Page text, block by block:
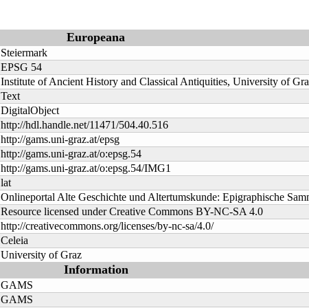
Europeana
Steiermark
EPSG 54
Institute of Ancient History and Classical Antiquities, University of
Text
DigitalObject
http://hdl.handle.net/11471/504.40.516
http://gams.uni-graz.at/epsg
http://gams.uni-graz.at/o:epsg.54
http://gams.uni-graz.at/o:epsg.54/IMG1
lat
Onlineportal Alte Geschichte und Altertumskunde: Epigraphische
Resource licensed under Creative Commons BY-NC-SA 4.0
http://creativecommons.org/licenses/by-nc-sa/4.0/
Celeia
University of Graz
Information
GAMS
GAMS